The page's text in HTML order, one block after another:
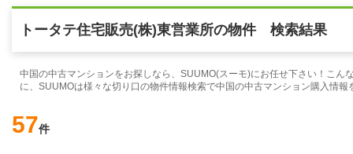
トータテ住宅販売(株)東営業所の物件 検索結果
中国の中古マンションをお探しなら、SUUMO(スーモ)にお任せ下さい！こ
に、SUUMOは様々な切り口の物件情報検索で中国の中古マンション購入情報
57件